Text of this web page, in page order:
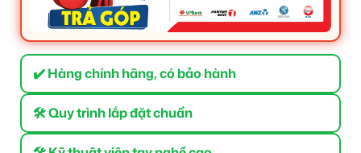
✔️ Hàng chính hãng, có bảo hành
🛠 Quy trình lắp đặt chuẩn